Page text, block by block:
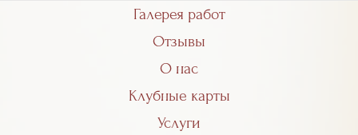
Галерея работ
Отзывы
О нас
Клубные карты
Услуги